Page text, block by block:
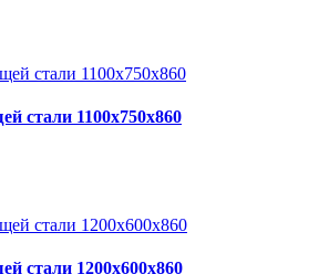
стали 1100х750х860
стали 1200х600х860